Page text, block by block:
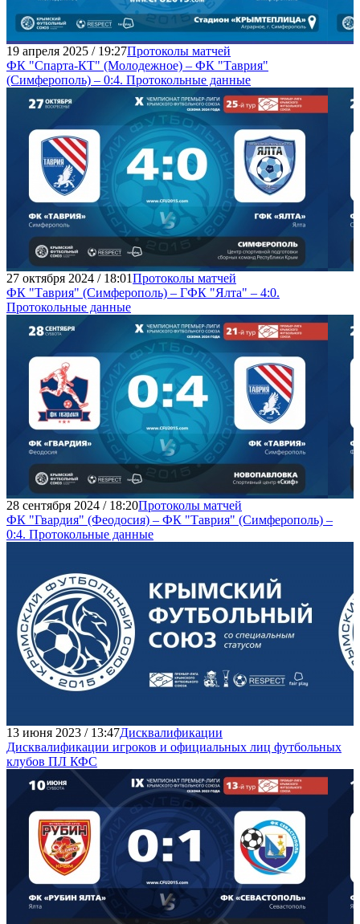
19 апреля 2025 / 19:27Протоколы матчей
ФК "Спарта-КТ" (Молодежное) – ФК "Таврия"
(Симферополь) – 0:4. Протокольные данные
27 октября 2024 / 18:01Протоколы матчей
ФК "Таврия" (Симферополь) – ГФК "Ялта" – 4:0.
Протокольные данные
28 сентября 2024 / 18:20Протоколы матчей
ФК "Гвардия" (Феодосия) – ФК "Таврия" (Симферополь) –
0:4. Протокольные данные
13 июня 2023 / 13:47Дисквалификации
Дисквалификации игроков и официальных лиц футбольных
клубов ПЛ КФС